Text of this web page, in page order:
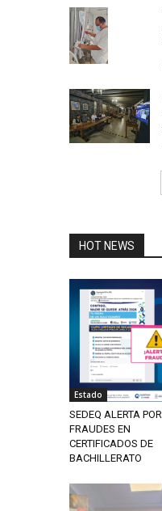
HOT NEWS
Estado
SEDEQ ALERTA POR
FRAUDES EN
CERTIFICADOS DE
BACHILLERATO